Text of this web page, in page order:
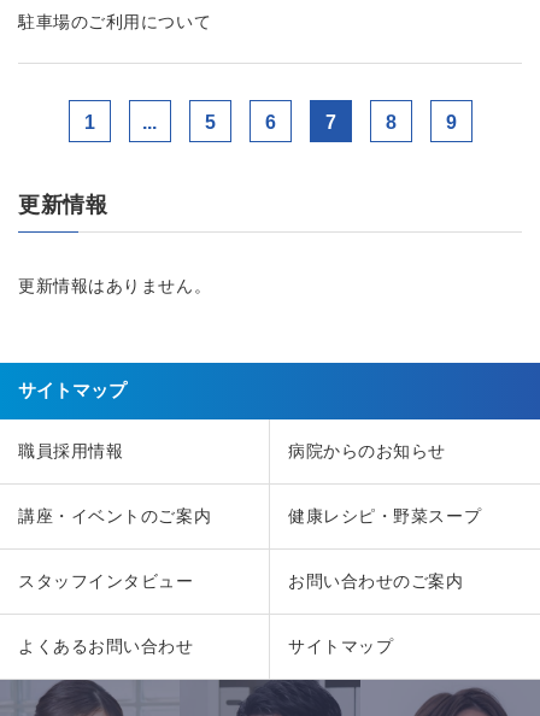
駐車場のご利用について
1 ... 5 6 7 8 9
更新情報
更新情報はありません。
サイトマップ
職員採用情報 病院からのお知らせ
講座・イベントのご案内 健康レシピ・野菜スープ
スタッフインタビュー お問い合わせのご案内
よくあるお問い合わせ サイトマップ